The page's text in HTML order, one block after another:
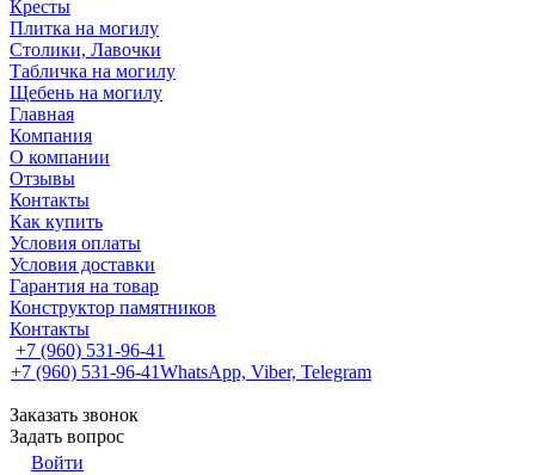
Кресты
Плитка на могилу
Столики, Лавочки
Табличка на могилу
Щебень на могилу
Главная
Компания
О компании
Отзывы
Контакты
Как купить
Условия оплаты
Условия доставки
Гарантия на товар
Конструктор памятников
Контакты
+7 (960) 531-96-41
+7 (960) 531-96-41WhatsApp, Viber, Telegram
Заказать звонок
Задать вопрос
Войти